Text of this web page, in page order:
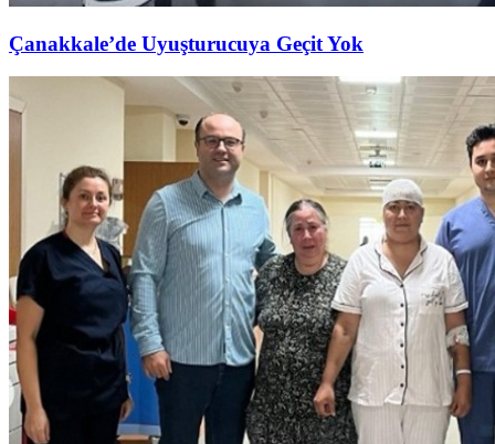
Çanakkale’de Uyuşturucuya Geçit Yok